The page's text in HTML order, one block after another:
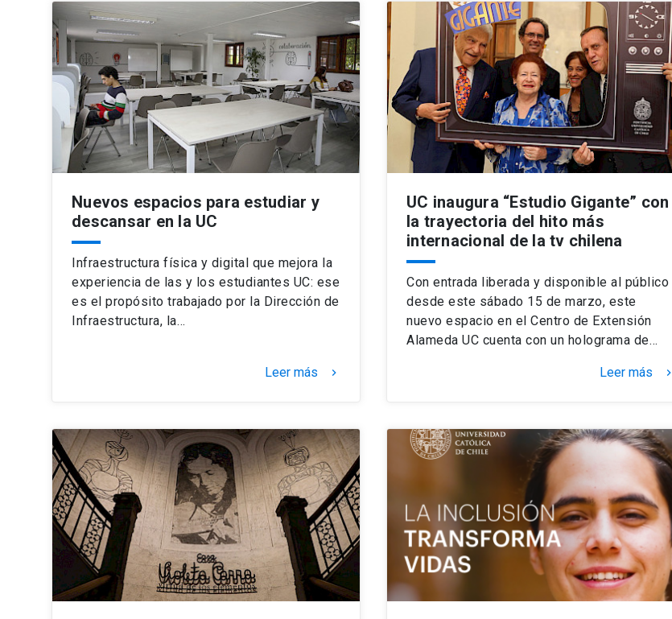
Nuevos espacios para estudiar y
descansar en la UC
Infraestructura física y digital que mejora la
experiencia de las y los estudiantes UC: ese
es el propósito trabajado por la Dirección de
Infraestructura, la…
Leer más keyboard_arrow_right
UC inaugura “Estudio Gigante” con
la trayectoria del hito más
internacional de la tv chilena
Con entrada liberada y disponible al público
desde este sábado 15 de marzo, este
nuevo espacio en el Centro de Extensión
Alameda UC cuenta con un holograma de…
Leer más keyboard_arrow_right